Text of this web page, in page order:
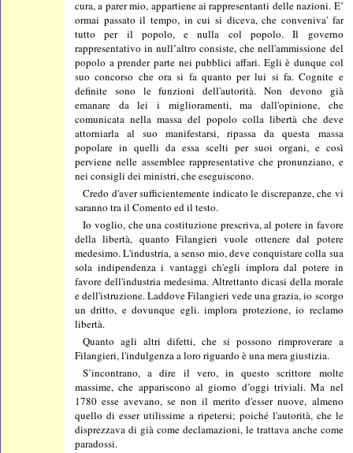
cura, a parer mio, appartiene ai rappresentanti delle nazioni. E’
ormai passato il tempo, in cui si diceva, che conveniva' far
tutto per il popolo, e nulla col popolo. Il governo
rappresentativo in null’altro consiste, che nell'ammissione del
popolo a prender parte nei pubblici affari. Egli è dunque col
suo concorso che ora si fa quanto per lui si fa. Cognite e
definite sono le funzioni dell'autorità. Non devono già
emanare da lei i miglioramenti, ma dall'opinione, che
comunicata nella massa del popolo colla libertà che deve
attorniarla al suo manifestarsi, ripassa da questa massa
popolare in quelli da essa scelti per suoi organi, e così
perviene nelle assemblee rappresentative che pronunziano, e
nei consigli dei ministri, che eseguiscono.
Credo d'aver sufficientemente indicato le discrepanze, che vi
saranno tra il Comento ed il testo.
Io voglio, che una costituzione prescriva, al potere in favore
della libertà, quanto Filangieri vuole ottenere dal potere
medesimo. L'industria, a senso mio, deve conquistare colla sua
sola indipendenza i vantaggi ch'egli implora dal potere in
favore dell'industria medesima. Altrettanto dicasi della morale
e dell'istruzione. Laddove Filangieri vede una grazia, io scorgo
un dritto, e dovunque egli. implora protezione, io reclamo
libertà.
Quanto agli altri difetti, che si possono rimproverare a
Filangieri, l'indulgenza a loro riguardo è una mera giustizia.
S’incontrano, a dire il vero, in questo scrittore molte
massime, che appariscono al giorno d’oggi triviali. Ma nel
1780 esse avevano, se non il merito d'esser nuove, almeno
quello di esser utilissime a ripetersi; poiché l'autorità, che le
disprezzava di già come declamazioni, le trattava anche come
paradossi.